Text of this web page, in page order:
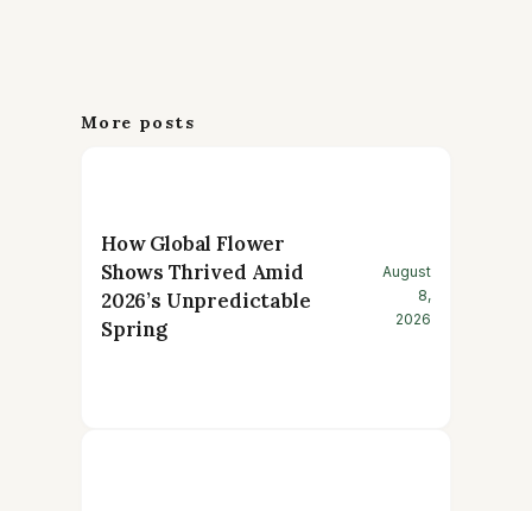
More posts
How Global Flower
Shows Thrived Amid
2026’s Unpredictable
Spring
August
8,
2026